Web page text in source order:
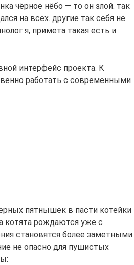
чёрное нёбо — то он злой. так
на всех. другие так себя не
я, примета такая есть и
интерфейс проекта. К
работать с современными
пятнышек в пасти котейки
котята рождаются уже с
становятся более заметными.
не опасно для пушистых